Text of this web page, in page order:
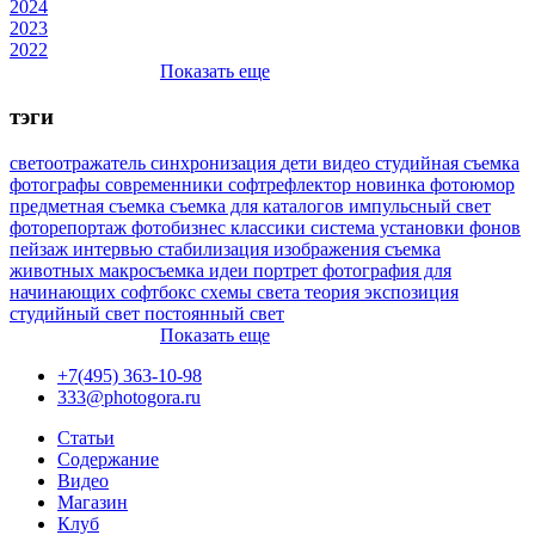
2024
2023
2022
Показать еще
тэги
светоотражатель синхронизация дети видео студийная съемка
фотографы современники софтрефлектор новинка фотоюмор
предметная съемка съемка для каталогов импульсный свет
фоторепортаж фотобизнес классики система установки фонов
пейзаж интервью стабилизация изображения съемка
животных макросъемка идеи портрет фотография для
начинающих софтбокс схемы света теория экспозиция
студийный свет постоянный свет
Показать еще
+7(495) 363-10-98
333@photogora.ru
Статьи
Содержание
Видео
Магазин
Клуб